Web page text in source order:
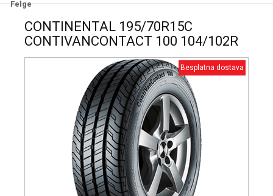
CONTINENTAL 195/70R15C
CONTIVANCONTACT 100 104/102R
Besplatna dostava